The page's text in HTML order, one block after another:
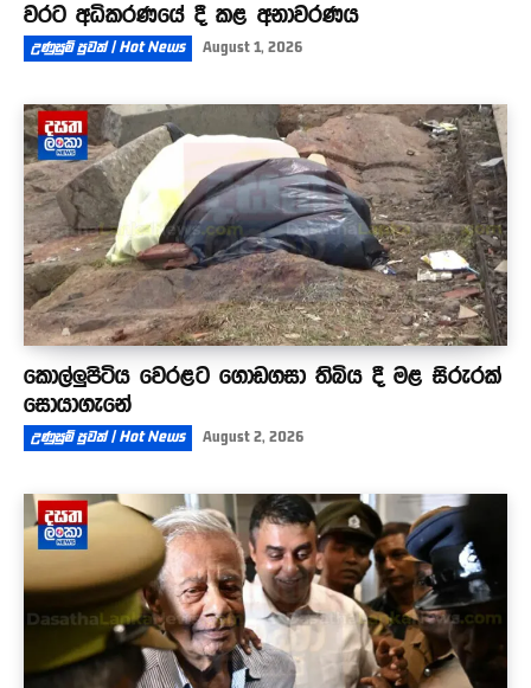
වරට අධිකරණයේ දී කළ අනාවරණය
උණුසුම් පුවත් | Hot News August 1, 2026
කොල්ලුපිටිය වෙරළට ගොඩගසා තිබිය දී මළ සිරුරක්
සොයාගැනේ
උණුසුම් පුවත් | Hot News August 2, 2026